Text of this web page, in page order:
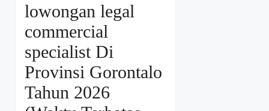
lowongan legal
commercial
specialist Di
Provinsi Gorontalo
Tahun 2026